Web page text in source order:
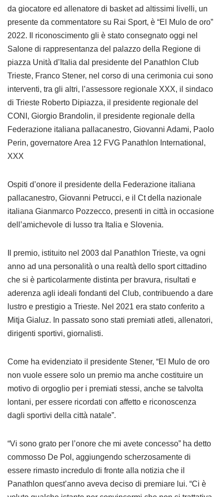
da giocatore ed allenatore di basket ad altissimi livelli, un
presente da commentatore su Rai Sport, è “El Mulo de oro”
2022. Il riconoscimento gli è stato consegnato oggi nel
Salone di rappresentanza del palazzo della Regione di
piazza Unità d’Italia dal presidente del Panathlon Club
Trieste, Franco Stener, nel corso di una cerimonia cui sono
interventi, tra gli altri, l’assessore regionale XXX, il sindaco
di Trieste Roberto Dipiazza, il presidente regionale del
CONI, Giorgio Brandolin, il presidente regionale della
Federazione italiana pallacanestro, Giovanni Adami, Paolo
Perin, governatore Area 12 FVG Panathlon International,
XXX
Ospiti d’onore il presidente della Federazione italiana
pallacanestro, Giovanni Petrucci, e il Ct della nazionale
italiana Gianmarco Pozzecco, presenti in città in occasione
dell’amichevole di lusso tra Italia e Slovenia.
Il premio, istituito nel 2003 dal Panathlon Trieste, va ogni
anno ad una personalità o una realtà dello sport cittadino
che si è particolarmente distinta per bravura, risultati e
aderenza agli ideali fondanti del Club, contribuendo a dare
lustro e prestigio a Trieste. Nel 2021 era stato conferito a
Mitja Gialuz. In passato sono stati premiati atleti, allenatori,
dirigenti sportivi, giornalisti.
Come ha evidenziato il presidente Stener, “El Mulo de oro
non vuole essere solo un premio ma anche costituire un
motivo di orgoglio per i premiati stessi, anche se talvolta
lontani, per essere ricordati con affetto e riconoscenza
dagli sportivi della città natale”.
“Vi sono grato per l’onore che mi avete concesso” ha detto
commosso De Pol, aggiungendo scherzosamente di
essere rimasto incredulo di fronte alla notizia che il
Panathlon quest’anno aveva deciso di premiare lui. “Ci è